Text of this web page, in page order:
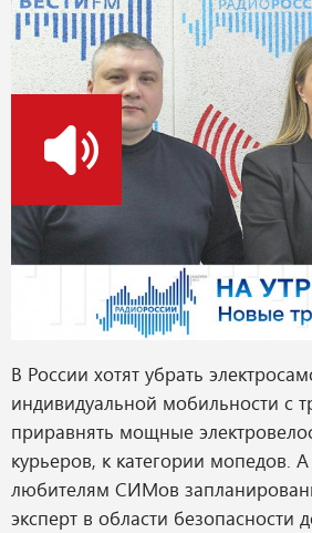
В России хотят убрать
индивидуальной мобильности с
приравнять мощные
курьеров, к категории
любителям СИМов
эксперт в области